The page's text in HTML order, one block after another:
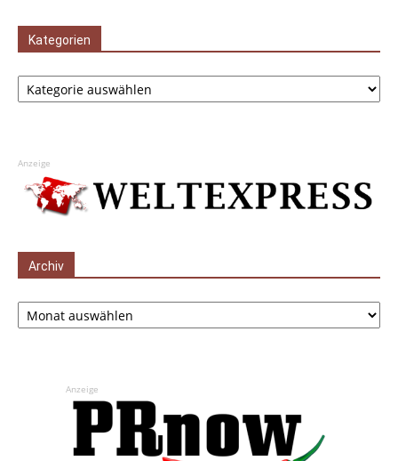
Kategorien
Kategorien
Anzeige
Archiv
Archiv
Anzeige